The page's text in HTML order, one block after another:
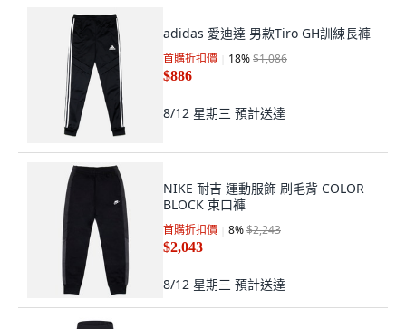
adidas 愛迪達 男款Tiro GH訓練長褲
首購折扣價 18%$1,086
$886
8/12 星期三 預計送達
NIKE 耐吉 運動服飾 刷毛背 COLOR
BLOCK 束口褲
首購折扣價 8%$2,243
$2,043
8/12 星期三 預計送達